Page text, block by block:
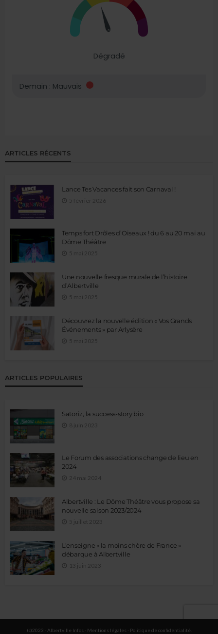
ARTICLES RÉCENTS
Lance Tes Vacances fait son Carnaval !
5 février 2026
Temps fort Drôles d’Oiseaux ! du 6 au 20 mai au
Dôme Théâtre
5 mai 2025
Une nouvelle fresque murale de l’histoire
d’Albertville
5 mai 2025
Découvrez la nouvelle édition « Vos Grands
Événements » par Arlysère
5 mai 2025
ARTICLES POPULAIRES
Satoriz, la success-story bio
8 juin 2023
Le Forum des associations change de lieu en
2024
24 mai 2024
Albertville : Le Dôme Théâtre vous propose sa
nouvelle saison 2023/2024
5 juillet 2023
L’enseigne « la moins chère de France »
débarque à Albertville
13 juin 2023
(c)2023 - Albertville Infos - Mentions légales - Politique de confidentialité